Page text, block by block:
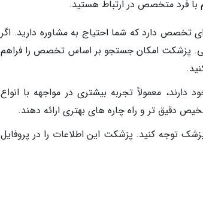
با فرد متخصص در ارتباط هستید.
دارد که شما احتیاج به مشاوره دارید. اگر
پزشکت امکان جستجو بر اساس تخصص را فراهم
معمولاً تجربه بیشتری در مواجهه با انواع
دقیق تر و راه چاره های بهتری ارائه دهند.
توجه کنید. پزشکت این اطلاعات را در پروفایل